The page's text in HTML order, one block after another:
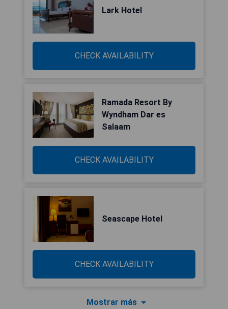
Lark Hotel
CHECK AVAILABILITY
Ramada Resort By
Wyndham Dar es
Salaam
CHECK AVAILABILITY
Seascape Hotel
CHECK AVAILABILITY
Mostrar más